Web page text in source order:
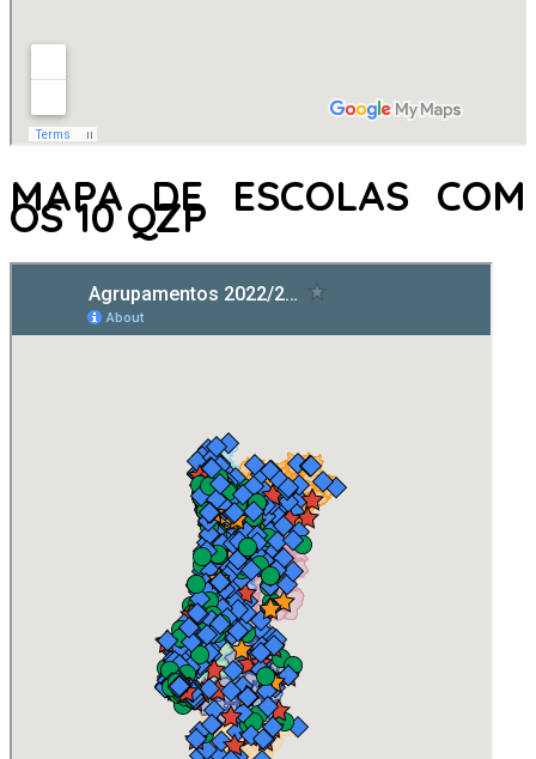
MAPA DE ESCOLAS COM
OS 10 QZP